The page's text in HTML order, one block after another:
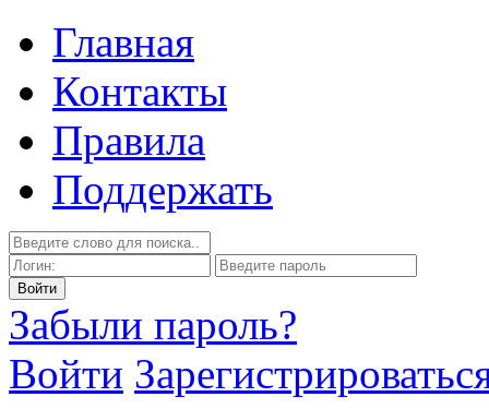
Главная
Контакты
Правила
Поддержать
Забыли пароль?
Войти